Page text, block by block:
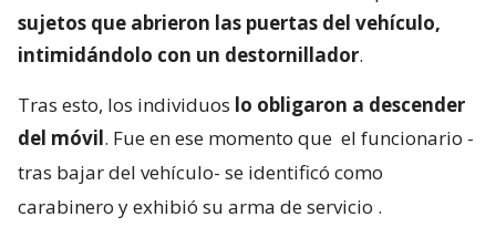
sujetos que abrieron las puertas del vehículo,
intimidándolo con un destornillador.
Tras esto, los individuos lo obligaron a descender
del móvil. Fue en ese momento que el funcionario -
tras bajar del vehículo- se identificó como
carabinero y exhibió su arma de servicio .